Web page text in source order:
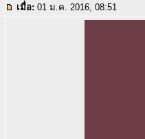
เมื่อ: 01 ม.ค. 2016, 08:51